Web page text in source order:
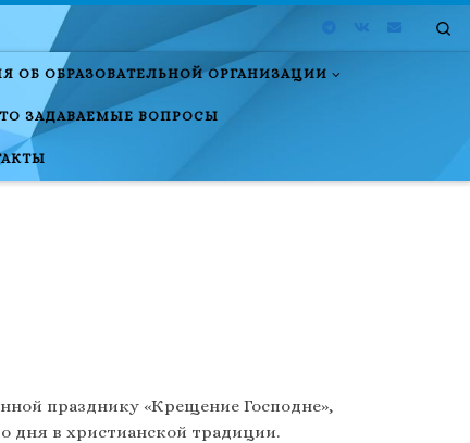
ОБ ОБРАЗОВАТЕЛЬНОЙ ОРГАНИЗАЦИИ
ЗАДАВАЕМЫЕ ВОПРОСЫ
празднику «Крещение Господне»,
дня в христианской традиции.